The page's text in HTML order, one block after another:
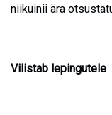
niikuinii ära
Vilistab lepingutele